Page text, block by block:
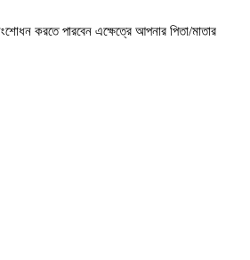
করতে পারবেন এক্ষেত্রে আপনার পিতা/মাতার